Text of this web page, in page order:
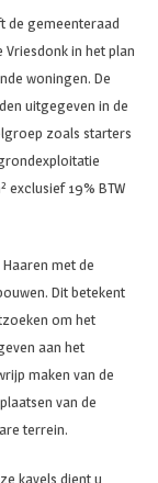
de gemeenteraad
in het plan
woningen. De
uitgegeven in de
zoals starters
exclusief 19% BTW
met de
Dit betekent
om het
aan het
maken van de
van de
terrein.
kavels dient u